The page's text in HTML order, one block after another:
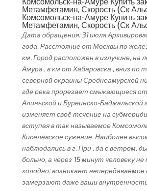
Метамфетамин, Скорость (Ск
Комсомольск-на-Амуре Купить
Метамфетамин, Скорость (Ск
Дата обращения: 31 июля
года. Расстояние от Москвы по
км. Город расположен в излучине, на
Амура , в км от Хабаровска , вниз по
северной окраины Среднеамурской
где река прорезает смыкающиеся
Алиньской и Буреинско-
изменяет своё течение на
вступая в так называемое
Киселёвское сужение. Наиболее
наблюдались в г. При , да с ветром,
больно, а через 15 минут человеку
холодно: возникает
замерзают даже ваши